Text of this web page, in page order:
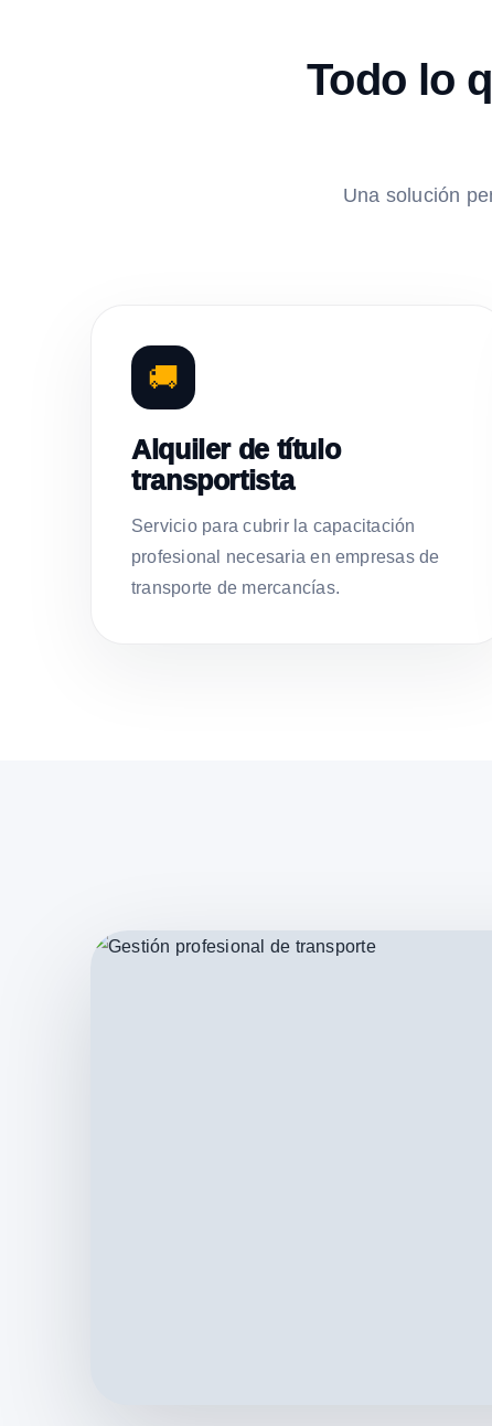
Todo lo
Una solución
🚚
Alquiler de título
transportista
Servicio para cubrir la capacitación
profesional necesaria en empresas de
transporte de mercancías.